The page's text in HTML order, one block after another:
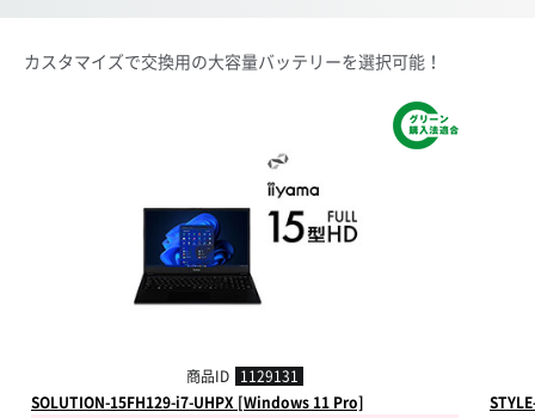
カスタマイズで交換用の大容量バッテリーを選択可能！
商品ID 1129131
SOLUTION-15FH129-i7-UHPX [Windows 11 Pro]